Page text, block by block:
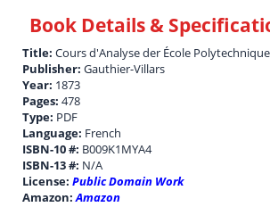
Book Details &
Title:Cours d'Analyse der École
Publisher:Gauthier-Villars
Year: 1873
Pages:478
Type: PDF
Language: French
ISBN-10 #: B009K1MYA4
ISBN-13 #: N/A
License:Public Domain Work
Amazon:Amazon